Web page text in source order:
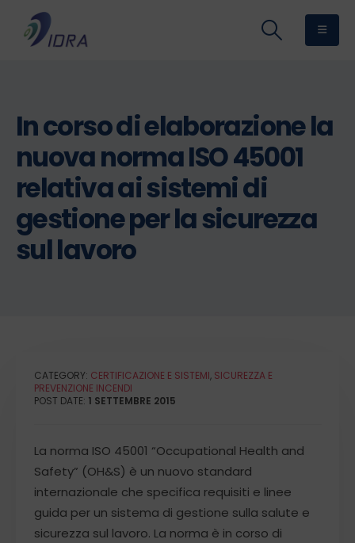
In corso di elaborazione la
nuova norma ISO 45001
relativa ai sistemi di
gestione per la sicurezza
sul lavoro
CATEGORY: CERTIFICAZIONE E SISTEMI, SICUREZZA E
PREVENZIONE INCENDI
POST DATE: 1 SETTEMBRE 2015
La norma ISO 45001 “Occupational Health and
Safety” (OH&S) è un nuovo standard
internazionale che specifica requisiti e linee
guida per un sistema di gestione sulla salute e
sicurezza sul lavoro. La norma è in corso di